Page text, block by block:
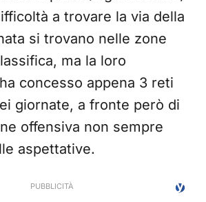
a trovare la via della
si trovano nelle zone
ma la loro
concesso appena 3 reti
giornate, a fronte però di
offensiva non sempre
aspettative.